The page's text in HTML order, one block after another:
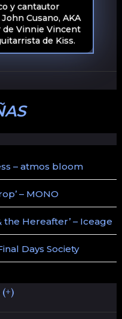
y cantautor
Cusano, AKA
de Vinnie Vincent
de Kiss.
– atmos bloom
– MONO
the Hereafter’ – Iceage
Days Society